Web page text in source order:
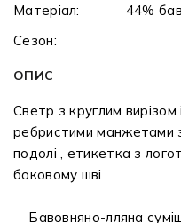
Матеріал:
44%
Сезон:
ОПИС
Светр з круглим
ребристими манжетами
подолі , етикетка з
боковому шві
Бавовняно-лляна